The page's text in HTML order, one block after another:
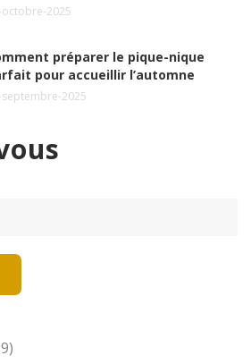
octobre-2025
préparer le pique-nique
pour accueillir l’automne
septembre-2025